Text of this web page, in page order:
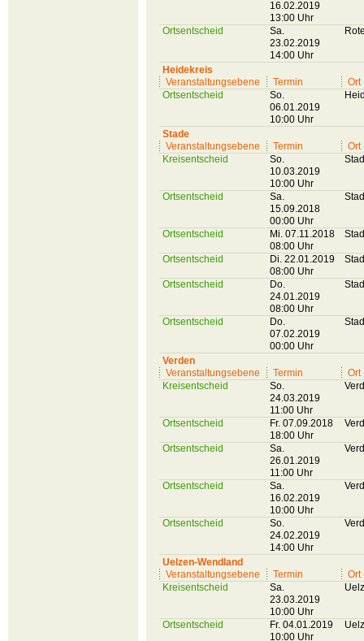
16.02.2019
13:00 Uhr
Ortsentscheid
Sa.
23.02.2019
14:00 Uhr
Heidekreis
Veranstaltungsebene
Termin
Ort
Ortsentscheid
So.
06.01.2019
10:00 Uhr
Stade
Veranstaltungsebene
Termin
Ort
Kreisentscheid
So.
10.03.2019
10:00 Uhr
Ortsentscheid
Sa.
15.09.2018
00:00 Uhr
Ortsentscheid
Mi. 07.11.2018
08:00 Uhr
Ortsentscheid
Di. 22.01.2019
08:00 Uhr
Ortsentscheid
Do.
24.01.2019
08:00 Uhr
Ortsentscheid
Do.
07.02.2019
00:00 Uhr
Verden
Veranstaltungsebene
Termin
Ort
Kreisentscheid
So.
24.03.2019
11:00 Uhr
Ortsentscheid
Fr. 07.09.2018
18:00 Uhr
Ortsentscheid
Sa.
26.01.2019
11:00 Uhr
Ortsentscheid
Sa.
16.02.2019
10:00 Uhr
Ortsentscheid
So.
24.02.2019
14:00 Uhr
Uelzen-Wendland
Veranstaltungsebene
Termin
Ort
Kreisentscheid
Sa.
23.03.2019
10:00 Uhr
Ortsentscheid
Fr. 04.01.2019
10:00 Uhr